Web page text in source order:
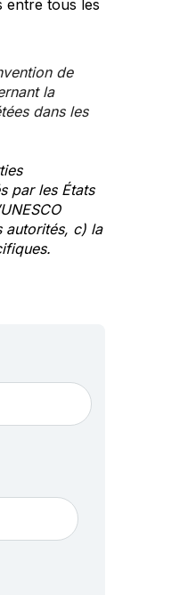
entre tous les
de
la
dans les
par les États
autorités, c) la